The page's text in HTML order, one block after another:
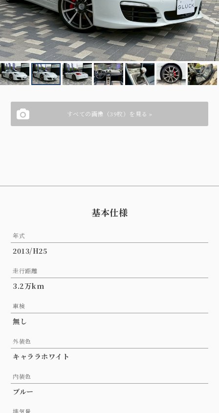
すべての画像（39枚）を見る »
基本仕様
年式
2013/H25
走行距離
3.2万km
車検
無し
外装色
キャララホワイト
内装色
ブルー
排気量